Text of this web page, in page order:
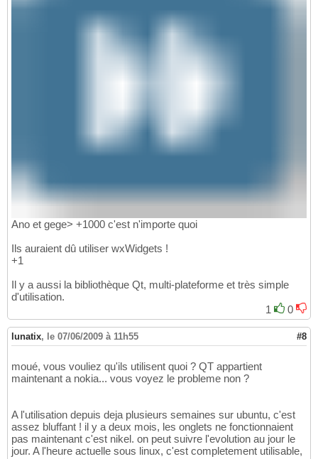
Ano et gege> +1000 c'est n'importe quoi
Ils auraient dû utiliser wxWidgets !
+1
Il y a aussi la bibliothèque Qt, multi-plateforme et très simple
d'utilisation.
1
0
lunatix, le 07/06/2009 à 11h55 #8
moué, vous vouliez qu'ils utilisent quoi ? QT appartient
maintenant a nokia... vous voyez le probleme non ?
A l'utilisation depuis deja plusieurs semaines sur ubuntu, c'est
assez bluffant ! il y a deux mois, les onglets ne fonctionnaient
pas maintenant c'est nikel. on peut suivre l'evolution au jour le
jour. A l'heure actuelle sous linux, c'est completement utilisable,